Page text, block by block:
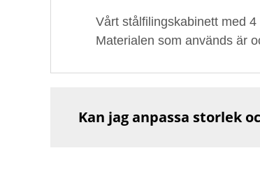
Vårt stålfilingskabinett med
Materialen som används är
Kan jag anpassa storlek